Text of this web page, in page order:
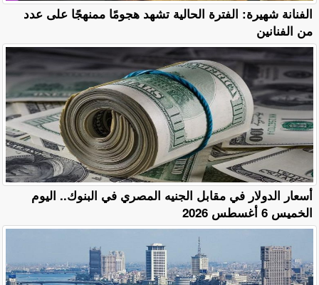
الفنانة شهيرة: الفترة الحالية تشهد هجومًا ممنهجًا على عدد
من الفنانين
أسعار الدولار في مقابل الجنيه المصري في البنوك.. اليوم
الخميس 6 أغسطس 2026